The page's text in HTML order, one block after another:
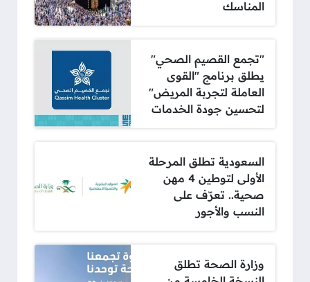
المناسك
"تجمع القصيم الصحي"
يطلق برنامج "القوى
العاملة لتجربة المريض"
لتحسين جودة الخدمات
السعودية تطلق المرحلة
الأولى لتوطين 4 مهن
صحية.. تعرّف على
النسب والأجور
وزارة الصحة تطلق